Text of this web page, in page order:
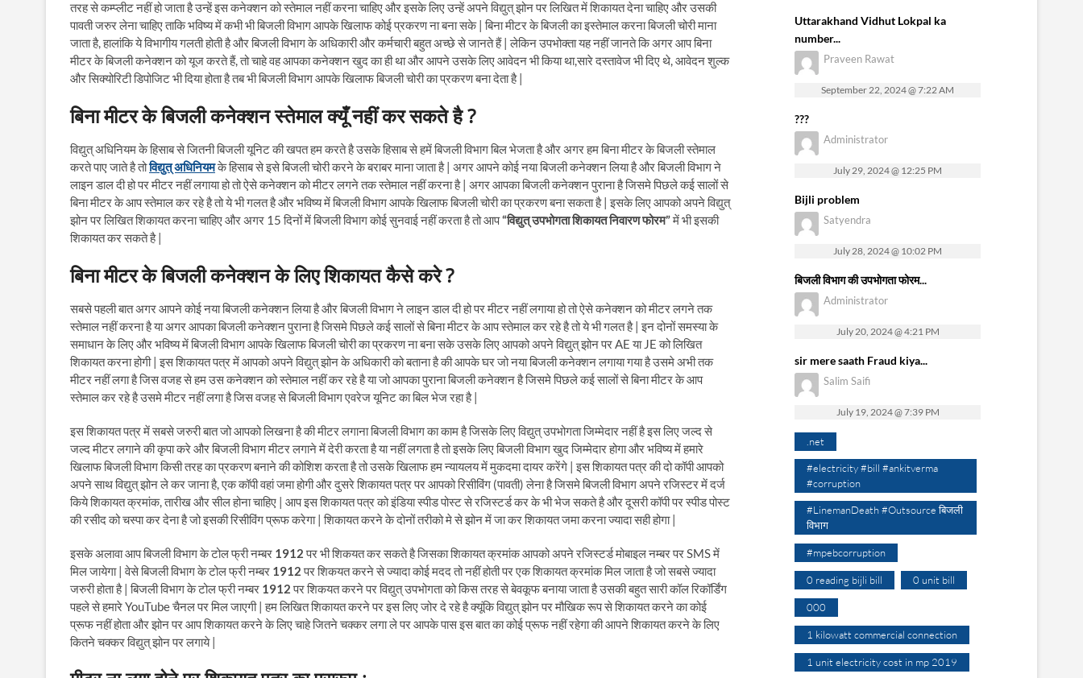
तरह से कम्प्लीट नहीं हो जाता है उन्हें इस कनेक्शन को स्तेमाल नहीं करना चाहिए और इसके लिए उन्हें अपने विद्युत् झोन पर लिखित में शिकायत देना चाहिए और उसकी
पावती जरुर लेना चाहिए ताकि भविष्य में कभी भी बिजली विभाग आपके खिलाफ कोई प्रकरण ना बना सके | बिना मीटर के बिजली का इस्तेमाल करना बिजली चोरी माना
जाता है, हालांकि ये विभागीय गलती होती है और बिजली विभाग के अधिकारी और कर्मचारी बहुत अच्छे से जानते हैं | लेकिन उपभोक्ता यह नहीं जानते कि अगर आप बिना
मीटर के बिजली कनेक्शन को यूज करते हैं, तो चाहे वह आपका कनेक्शन खुद का ही था और आपने उसके लिए आवेदन भी किया था,सारे दस्तावेज भी दिए थे, आवेदन शुल्क
और सिक्योरिटी डिपोजिट भी दिया होता है तब भी बिजली विभाग आपके खिलाफ बिजली चोरी का प्रकरण बना देता है |
बिना मीटर के बिजली कनेक्शन स्तेमाल क्यूँ नहीं कर सकते है ?
विद्युत् अधिनियम के हिसाब से जितनी बिजली यूनिट की खपत हम करते है उसके हिसाब से हमें बिजली विभाग बिल भेजता है और अगर हम बिना मीटर के बिजली स्तेमाल
करते पाए जाते है तोविद्युत् अधिनियमके हिसाब से इसे बिजली चोरी करने के बराबर माना जाता है | अगर आपने कोई नया बिजली कनेक्शन लिया है और बिजली विभाग ने
लाइन डाल दी हो पर मीटर नहीं लगाया हो तो ऐसे कनेक्शन को मीटर लगने तक स्तेमाल नहीं करना है | अगर आपका बिजली कनेक्शन पुराना है जिसमे पिछले कई सालों से
बिना मीटर के आप स्तेमाल कर रहे है तो ये भी गलत है और भविष्य में बिजली विभाग आपके खिलाफ बिजली चोरी का प्रकरण बना सकता है | इसके लिए आपको अपने विद्युत्
झोन पर लिखित शिकायत करना चाहिए और अगर 15 दिनों में बिजली विभाग कोई सुनवाई नहीं करता है तो आप“विद्युत् उपभोगता शिकायत निवारण फोरम”में भी इसकी
शिकायत कर सकते है |
बिना मीटर के बिजली कनेक्शन के लिए शिकायत कैसे करे ?
सबसे पहली बात अगर आपने कोई नया बिजली कनेक्शन लिया है और बिजली विभाग ने लाइन डाल दी हो पर मीटर नहीं लगाया हो तो ऐसे कनेक्शन को मीटर लगने तक
स्तेमाल नहीं करना है या अगर आपका बिजली कनेक्शन पुराना है जिसमे पिछले कई सालों से बिना मीटर के आप स्तेमाल कर रहे है तो ये भी गलत है | इन दोनों समस्या के
समाधान के लिए और भविष्य में बिजली विभाग आपके खिलाफ बिजली चोरी का प्रकरण ना बना सके उसके लिए आपको अपने विद्युत् झोन पर AE या JE को लिखित
शिकायत करना होगी | इस शिकायत पत्र में आपको अपने विद्युत् झोन के अधिकारी को बताना है की आपके घर जो नया बिजली कनेक्शन लगाया गया है उसमे अभी तक
मीटर नहीं लगा है जिस वजह से हम उस कनेक्शन को स्तेमाल नहीं कर रहे है या जो आपका पुराना बिजली कनेक्शन है जिसमे पिछले कई सालों से बिना मीटर के आप
स्तेमाल कर रहे है उसमे मीटर नहीं लगा है जिस वजह से बिजली विभाग एवरेज यूनिट का बिल भेज रहा है |
इस शिकायत पत्र में सबसे जरुरी बात जो आपको लिखना है की मीटर लगाना बिजली विभाग का काम है जिसके लिए विद्युत् उपभोगता जिम्मेदार नहीं है इस लिए जल्द से
जल्द मीटर लगाने की कृपा करे और बिजली विभाग मीटर लगाने में देरी करता है या नहीं लगता है तो इसके लिए बिजली विभाग खुद जिम्मेदार होगा और भविष्य में हमारे
खिलाफ बिजली विभाग किसी तरह का प्रकरण बनाने की कोशिश करता है तो उसके खिलाफ हम न्यायलय में मुकदमा दायर करेंगे | इस शिकायत पत्र की दो कॉपी आपको
अपने साथ विद्युत् झोन ले कर जाना है, एक कॉपी वहां जमा होगी और दुसरे शिकायत पत्र पर आपको रिसीविंग (पावती) लेना है जिसमे बिजली विभाग अपने रजिस्टर में दर्ज
किये शिकायत क्रमांक, तारीख और सील होना चाहिए | आप इस शिकायत पत्र को इंडिया स्पीड पोस्ट से रजिस्टर्ड कर के भी भेज सकते है और दूसरी कॉपी पर स्पीड पोस्ट
की रसीद को चस्पा कर देना है जो इसकी रिसीविंग प्रूफ करेगा | शिकायत करने के दोनों तरीको मे से झोन में जा कर शिकायत जमा करना ज्यादा सही होगा |
इसके अलावा आप बिजली विभाग के टोल फ्री नम्बर 1912पर भी शिकयत कर सकते है जिसका शिकायत क्रमांक आपको अपने रजिस्टर्ड मोबाइल नम्बर पर SMS में
मिल जायेगा | वेसे बिजली विभाग के टोल फ्री नम्बर 1912पर शिकयत करने से ज्यादा कोई मदद तो नहीं होती पर एक शिकायत क्रमांक मिल जाता है जो सबसे ज्यादा
जरुरी होता है | बिजली विभाग के टोल फ्री नम्बर 1912पर शिकयत करने पर विद्युत् उपभोगता को किस तरह से बेवकूफ बनाया जाता है उसकी बहुत सारी कॉल रिकॉर्डिंग
पहले से हमारे YouTube चैनल पर मिल जाएगी | हम लिखित शिकायत करने पर इस लिए जोर दे रहे है क्यूंकि विद्युत् झोन पर मौखिक रूप से शिकायत करने का कोई
प्रूफ नहीं होता और झोन पर आप शिकायत करने के लिए चाहे जितने चक्कर लगा ले पर आपके पास इस बात का कोई प्रूफ नहीं रहेगा की आपने शिकायत करने के लिए
कितने चक्कर विद्युत् झोन पर लगाये |
Uttarakhand Vidhut Lokpal ka
number...
Praveen Rawat
September 22, 2024 @ 7:22 AM
???
Administrator
July 29, 2024 @ 12:25 PM
Bijli problem
Satyendra
July 28, 2024 @ 10:02 PM
बिजली विभाग की उपभोगता फोरम...
Administrator
July 20, 2024 @ 4:21 PM
sir mere saath Fraud kiya...
Salim Saifi
July 19, 2024 @ 7:39 PM
.net
#electricity #bill #ankitverma
#corruption
#LinemanDeath #Outsource बिजली
विभाग
#mpebcorruption
0 reading bijli bill 0 unit bill
000
1 kilowatt commercial connection
1 unit electricity cost in mp 2019